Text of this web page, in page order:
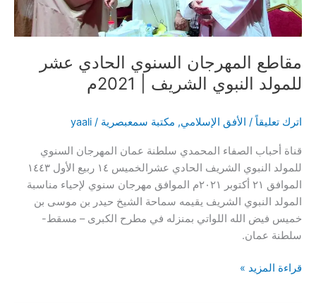
مقاطع المهرجان السنوي الحادي عشر
للمولد النبوي الشريف | 2021م
اترك تعليقاً / الأفق الإسلامي, مكتبة سمعبصرية /
yaali
قناة أحباب الصفاء المحمدي سلطنة عمان المهرجان السنوي
للمولد النبوي الشريف الحادي عشرالخميس ١٤ ربيع الأول ١٤٤٣
الموافق ٢١ أكتوبر ٢٠٢١م الموافق مهرجان سنوي لإحياء مناسبة
المولد النبوي الشريف يقيمه سماحة الشيخ حيدر بن موسى بن
خميس فيض الله اللواتي بمنزله في مطرح الكبرى – مسقط-
سلطنة عمان.
مقاطع
قراءة المزيد »